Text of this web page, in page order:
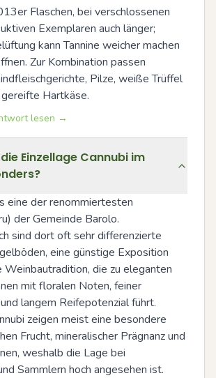
Flaschen, bei verschlossenen
Exemplaren auch länger;
kann Tannine weicher machen
Zur Kombination passen
Pilze, weiße Trüffel
Hartkäse.
lesen →
Einzellage Cannubi im
eine der renommiertesten
der Gemeinde Barolo.
sind dort oft sehr differenzierte
eine günstige Exposition
Weinbautradition, die zu eleganten
mit floralen Noten, feiner
langem Reifepotenzial führt.
zeigen meist eine besondere
Frucht, mineralischer Prägnanz und
weshalb die Lage bei
Sammlern hoch angesehen ist.